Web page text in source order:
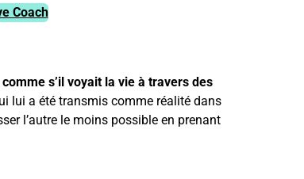
Coach
s’il voyait la vie à travers des
lui a été transmis comme réalité dans
l’autre le moins possible en prenant